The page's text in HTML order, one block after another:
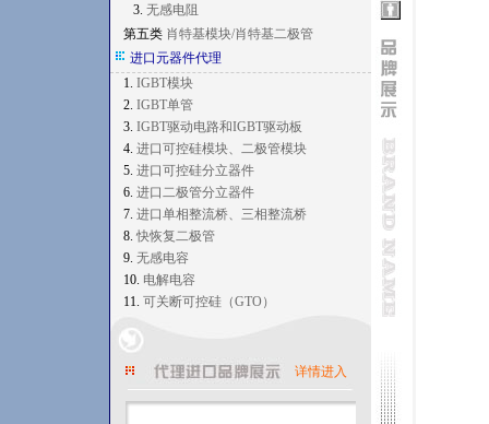
3. 无感电阻
第五类 肖特基模块/肖特基二极管
进口元器件代理
1. IGBT模块
2. IGBT单管
3. IGBT驱动电路和IGBT驱动板
4. 进口可控硅模块、二极管模块
5. 进口可控硅分立器件
6. 进口二极管分立器件
7. 进口单相整流桥、三相整流桥
8.快恢复二极管
9. 无感电容
10. 电解电容
11. 可关断可控硅（GTO）
详情进入